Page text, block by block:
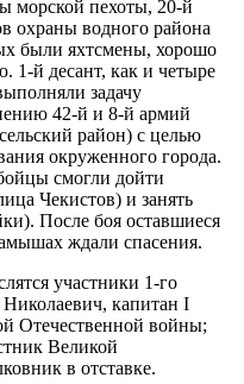
морской пехоты, 20-й
охраны водного района
были яхтсмены, хорошо
1-й десант, как и четыре
задачу
42-й и 8-й армий
район) с целью
окруженного города.
смогли дойти
Чекистов) и занять
После боя оставшиеся
ждали спасения.
участники 1-го
капитан I
Отечественной войны;
Великой
в отставке.